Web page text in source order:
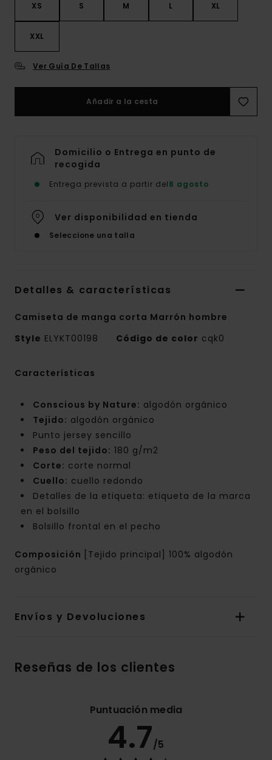
XS S M L XL
XXL
Ver Guía De Tallas
Añadir a la cesta
Domicilio o Entrega en punto de
recogida
Entrega prevista a partir del8 agosto
Ver disponibilidad en tienda
Seleccione una talla
Detalles & características
Camiseta de manga corta Marrón hombre
Style ELYKT00198 Código de color cqk0
Características
Conscious by Nature: algodón orgánico
Tejido: algodón orgánico
Punto jersey sencillo
Peso del tejido: 180 g/m2
Corte: corte normal
Cuello: cuello redondo
Detalles de la etiqueta: etiqueta de la marca
en el bolsillo
Bolsillo frontal en el pecho
Composición
[Tejido principal] 100% algodón
orgánico
Envíos y Devoluciones
Reseñas de los clientes
Puntuación media
4.7/5